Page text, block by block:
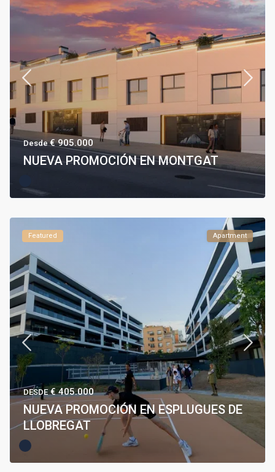
Desde€ 905.000
NUEVA PROMOCIÓN EN MONTGAT
Featured Apartment
DESDE€ 405.000
NUEVA PROMOCIÓN EN ESPLUGUES DE
LLOBREGAT